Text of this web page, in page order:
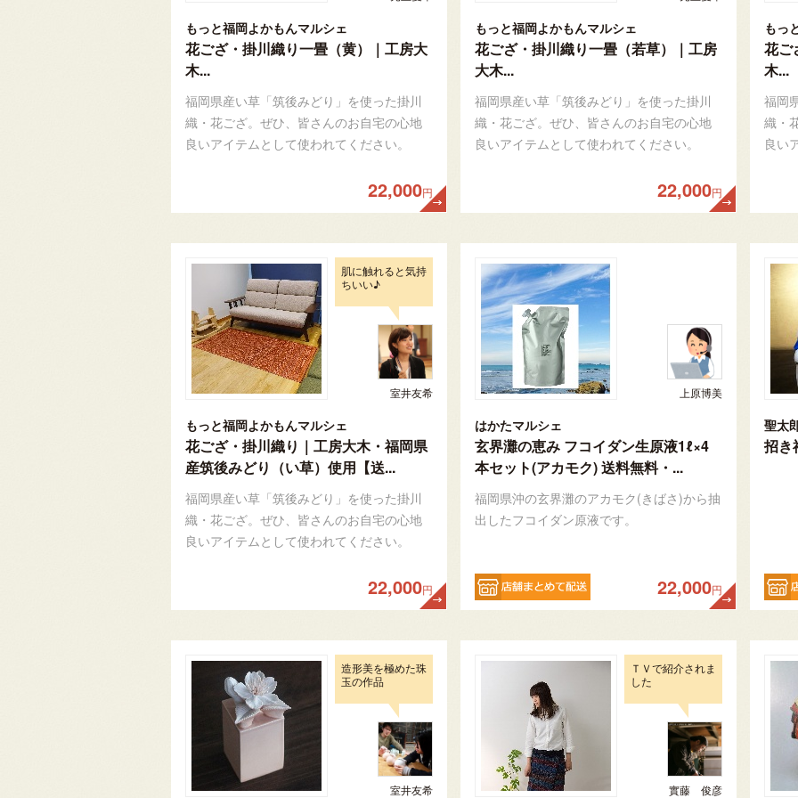
もっと福岡よかもんマルシェ
花ござ・掛川織り一畳（黄）｜工房大
木...
福岡県産い草「筑後みどり」を使った掛川
織・花ござ。ぜひ、皆さんのお自宅の心地
良いアイテムとして使われてください。
22,000円
もっと福岡よかもんマルシェ
花ござ・掛川織り一畳（若草）｜工房
大木...
福岡県産い草「筑後みどり」を使った掛川
織・花ござ。ぜひ、皆さんのお自宅の心地
良いアイテムとして使われてください。
22,000円
もっ
花ご
木...
福岡
織・
良い
肌に触れると気持
ちいい♪
室井友希
もっと福岡よかもんマルシェ
花ござ・掛川織り｜工房大木・福岡県
産筑後みどり（い草）使用【送...
福岡県産い草「筑後みどり」を使った掛川
織・花ござ。ぜひ、皆さんのお自宅の心地
良いアイテムとして使われてください。
22,000円
上原博美
はかたマルシェ
玄界灘の恵み フコイダン生原液1ℓ×4
本セット(アカモク) 送料無料・...
福岡県沖の玄界灘のアカモク(きばさ)から抽
出したフコイダン原液です。
22,000円
聖太
招き
造形美を極めた珠
玉の作品
室井友希
ＴＶで紹介されま
した
實藤 俊彦